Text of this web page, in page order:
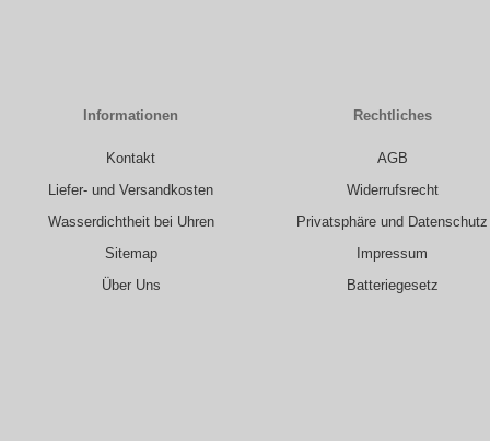
Informationen Rechtliches
Kontakt
AGB
Liefer- und Versandkosten
Widerrufsrecht
Wasserdichtheit bei Uhren
Privatsphäre und Datenschutz
Sitemap
Impressum
Über Uns
Batteriegesetz